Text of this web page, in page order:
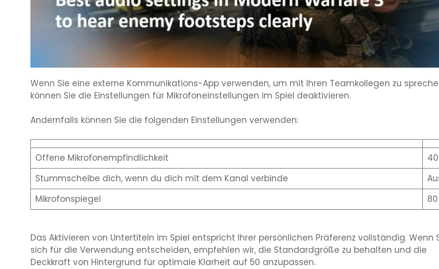
Wenn Sie eine externe Kommunikations-App verwenden, um mit Ihren Teamkollegen zu
können Sie die Einstellungen für Mikrofoneinstellungen im Spiel deaktivieren.
Andernfalls können Sie die folgenden Einstellungen verwenden:
Offene Mikrofonempfindlichkeit
40
Stummscheibe dich, wenn du dich mit dem Kanal verbinde
Mikrofonspiegel
80
Das Aktivieren von Untertiteln im Spiel entspricht Ihrer persönlichen Präferenz vollständig. Wenn
sich für die Verwendung entscheiden, empfehlen wir, die Standardgröße zu behalten und die
Deckkraft von Hintergrund für optimale Klarheit auf 50 anzupassen.